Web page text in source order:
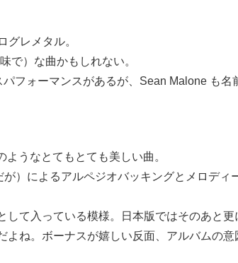
グレメタル。
で）な曲かもしれない。
フォーマンスがあるが、Sean Malone も
うなとてもとても美しい曲。
）によるアルペジオバッキングとメロデ
て入っている模様。日本版ではそのあと
ね。ボーナスが嬉しい反面、アルバムの意